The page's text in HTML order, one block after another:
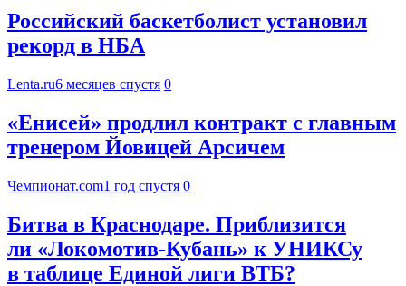
Российский баскетболист установил
рекорд в НБА
Lenta.ru6 месяцев спустя 0
«Енисей» продлил контракт с главным
тренером Йовицей Арсичем
Чемпионат.com1 год спустя 0
Битва в Краснодаре. Приблизится
ли «Локомотив-Кубань» к УНИКСу
в таблице Единой лиги ВТБ?